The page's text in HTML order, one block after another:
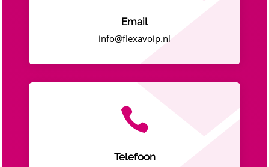
Email
info@flexavoip.nl

Telefoon